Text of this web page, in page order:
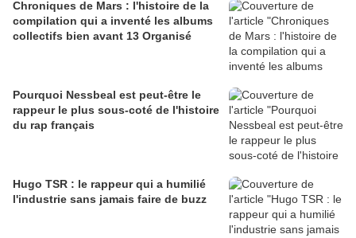
Chroniques de Mars : l'histoire de la
compilation qui a inventé les albums
collectifs bien avant 13 Organisé
Pourquoi Nessbeal est peut-être le
rappeur le plus sous-coté de l'histoire
du rap français
Hugo TSR : le rappeur qui a humilié
l'industrie sans jamais faire de buzz